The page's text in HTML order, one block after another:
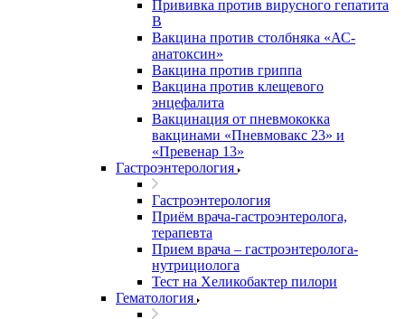
Прививка против вирусного гепатита
В
Вакцина против столбняка «АС-
анатоксин»
Вакцина против гриппа
Вакцина против клещевого
энцефалита
Вакцинация от пневмококка
вакцинами «Пневмовакс 23» и
«Превенар 13»
Гастроэнтерология
Гастроэнтерология
Приём врача-гастроэнтеролога,
терапевта
Прием врача – гастроэнтеролога-
нутрициолога
Тест на Хеликобактер пилори
Гематология